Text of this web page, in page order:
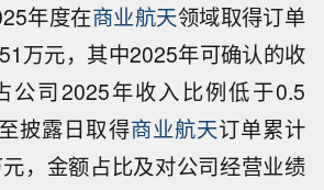
年度在商业航天领域取得订单
万元，其中2025年可确认的收
公司2025年收入比例低于0.5
披露日取得商业航天订单累计
，金额占比及对公司经营业绩